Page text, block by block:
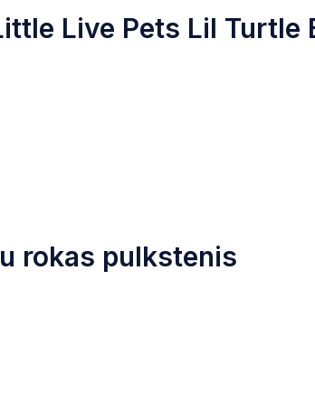
Live Pets Lil Turtle
rokas pulkstenis